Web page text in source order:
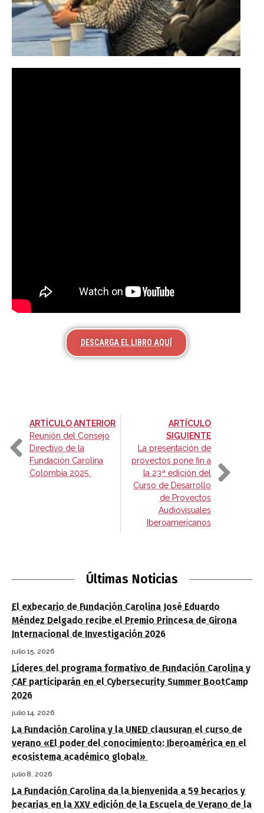
DESCARGA EL LIBRO AQUÍ
ARTÍCULO ANTERIOR-
Reunión del Consejo
Directivo de la
Fundación Carolina
Colombia 2025
ARTÍCULO
SIGUIENTE-
La presentación de
proyectos pone fin a
la 23ª edición del
Curso de Desarrollo
de Proyectos
Audiovisuales
Iberoamericanos
Últimas Noticias
El exbecario de Fundación Carolina José Eduardo
Méndez Delgado recibe el Premio Princesa de Girona
Internacional de Investigación 2026
julio 15, 2026
Líderes del programa formativo de Fundación Carolina y
CAF participarán en el Cybersecurity Summer BootCamp
2026
julio 14, 2026
La Fundación Carolina y la UNED clausuran el curso de
verano «El poder del conocimiento: Iberoamérica en el
ecosistema académico global»
julio 8, 2026
La Fundación Carolina da la bienvenida a 59 becarios y
becarias en la XXV edición de la Escuela de Verano de la